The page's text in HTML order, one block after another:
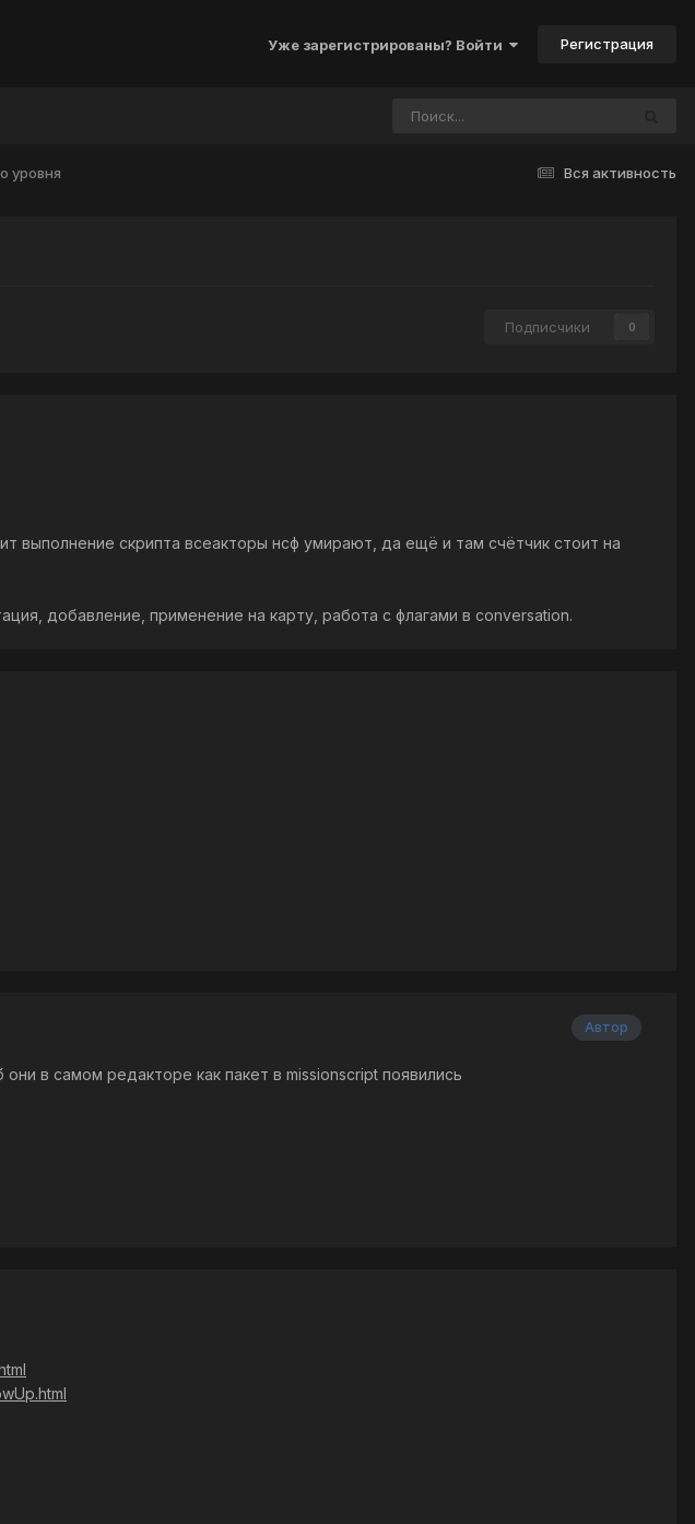
Уже зарегистрированы? Войти Регистрация
Вся активность
уровня
Подписчики 0
выполнение скрипта всеакторы нсф умирают, да ещё и там счётчик стоит на
добавление, применение на карту, работа с флагами в conversation.
Автор
в самом редакторе как пакет в missionscript появились